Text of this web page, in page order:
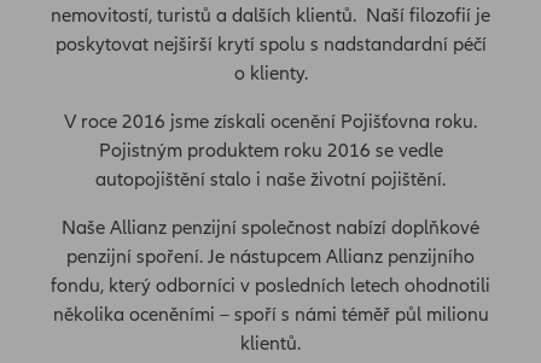
nemovitostí, turistů a dalších klientů. Naší filozofií je
poskytovat nejširší krytí spolu s nadstandardní péčí
o klienty.
V roce 2016 jsme získali ocenění Pojišťovna roku.
Pojistným produktem roku 2016 se vedle
autopojištění stalo i naše životní pojištění.
Naše Allianz penzijní společnost nabízí doplňkové
penzijní spoření. Je nástupcem Allianz penzijního
fondu, který odborníci v posledních letech ohodnotili
několika oceněními – spoří s námi téměř půl milionu
klientů.